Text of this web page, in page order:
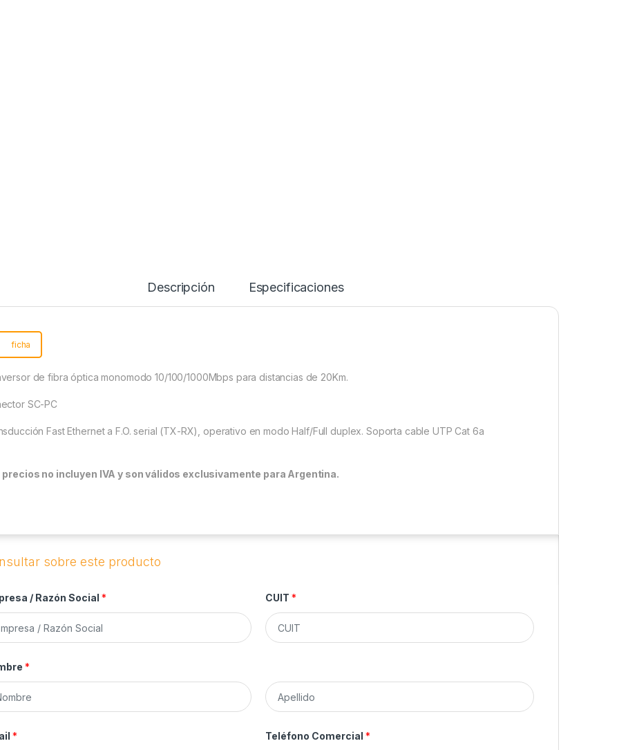
Descripción Specification
ficha
de fibra óptica monomodo 10/100/1000Mbps para distancias de 20Km.
SC-PC
Fast Ethernet a F.O. serial (TX-RX), operativo en modo Half/Full duplex. Soporta cable UTP Cat 6a
precios no incluyen IVA y son válidos exclusivamente para Argentina.
/ Razón Social * CUIT *
*
e
* Teléfono Comercial *